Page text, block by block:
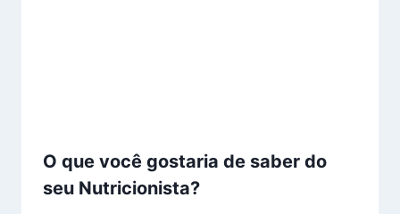
O que você gostaria de saber do
seu Nutricionista?